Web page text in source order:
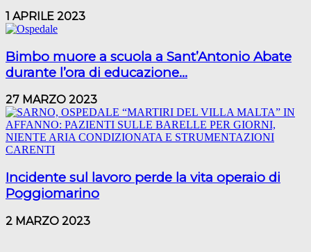
1 APRILE 2023
Bimbo muore a scuola a Sant’Antonio Abate
durante l’ora di educazione...
27 MARZO 2023
Incidente sul lavoro perde la vita operaio di
Poggiomarino
2 MARZO 2023